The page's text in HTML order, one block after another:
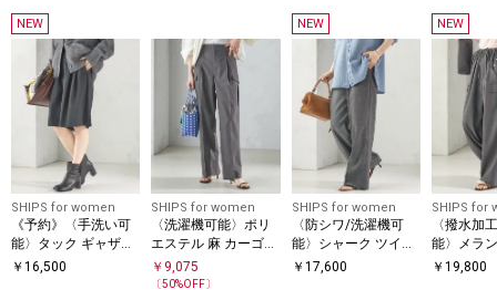
NEW
SHIPS for women
《予約》〈手洗い可
能〉タック ギャザー
ハーフ パンツ
￥ 16,500
SHIPS for women
〈洗濯機可能〉ポリ
エステル 麻 カーゴ
パンツ
￥ 9,075
〔50%OFF〕
NEW
SHIPS for women
〈防シワ/洗濯機可
能〉シャーク ツイー
ド ストレッチ 2タッ
￥ 17,600
NEW
SHIPS for
〈撥水加
能〉メラ
フィール
￥19,800